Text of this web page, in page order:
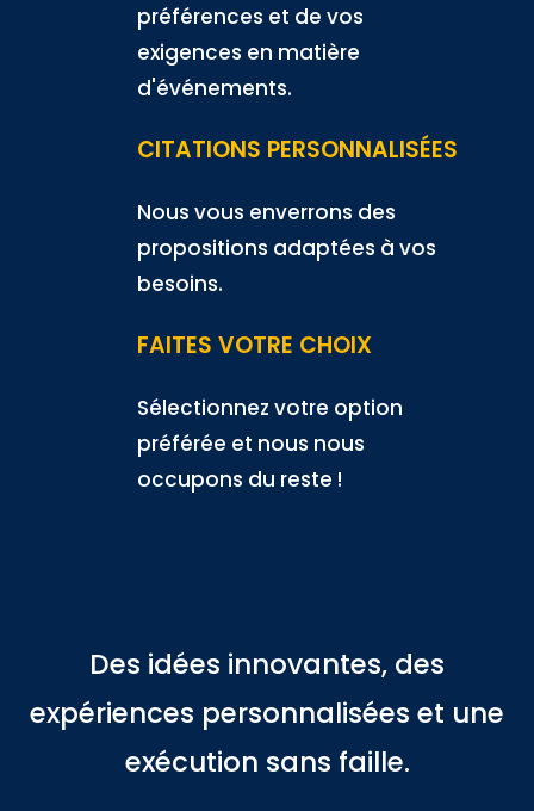
préférences et de vos
exigences en matière
d'événements.
CITATIONS PERSONNALISÉES
Nous vous enverrons des
propositions adaptées à vos
besoins.
FAITES VOTRE CHOIX
Sélectionnez votre option
préférée et nous nous
occupons du reste !
Des idées innovantes, des
expériences personnalisées et une
exécution sans faille.